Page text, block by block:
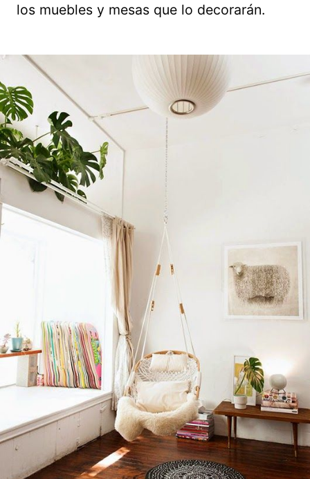
los muebles y mesas que lo decorarán.